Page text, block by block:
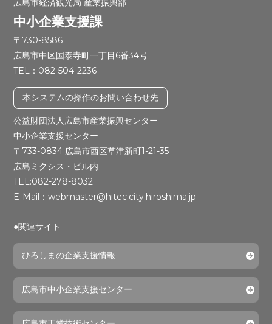
広島市経済観光局 産業振興部
中小企業支援課
〒730-8586
広島市中区国泰寺町一丁目6番34号
TEL：082-504-2236
本システムの操作のお問い合わせ先
公益財団法人広島市産業振興センター
中小企業支援センター
〒733-0834 広島市西区草津新町1-21-35
広島ミクシス・ビル内
TEL:082-278-8032
E-Mail：webmaster@hitec.city.hiroshima.jp
●関連サイト
ひろしまの企業支援情報
広島市中小企業支援センター